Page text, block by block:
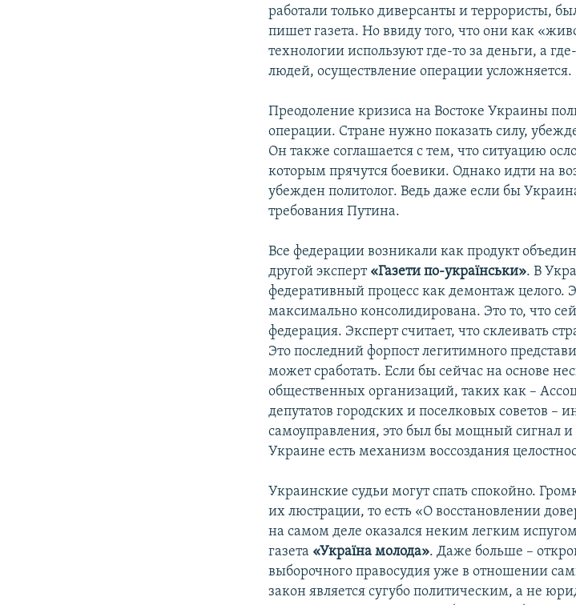
работали только диверсанты и террористы,
пишет газета. Но ввиду того, что они как
технологии используют где-то за деньги, а
людей, осуществление операции усложняется.
Преодоление кризиса на Востоке Украины
операции. Стране нужно показать силу,
Он также соглашается с тем, что ситуацию
которым прячутся боевики. Однако идти на
убежден политолог. Ведь даже если бы
требования Путина.
Все федерации возникали как продукт
другой эксперт «Газети по-українськи». В
федеративный процесс как демонтаж целого.
максимально консолидирована. Это то, что
федерация. Эксперт считает, что склеивать
Это последний форпост легитимного
может сработать. Если бы сейчас на основе
общественных организаций, таких как –
депутатов городских и поселковых советов –
самоуправления, это был бы мощный сигнал и
Украине есть механизм воссоздания
Украинские судьи могут спать спокойно.
их люстрации, то есть «О восстановлении
на самом деле оказался неким легким
газета «Україна молода». Даже больше –
выборочного правосудия уже в отношении
закон является сугубо политическим, а не